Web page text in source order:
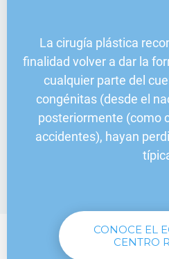
La cirugía plástica
finalidad volver a dar la
cualquier parte del
congénitas (desde el
posteriormente (como
accidentes), hayan
CONOCE EL
CENTRO